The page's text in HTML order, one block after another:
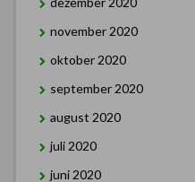
november 2020
oktober 2020
september 2020
august 2020
juli 2020
juni 2020